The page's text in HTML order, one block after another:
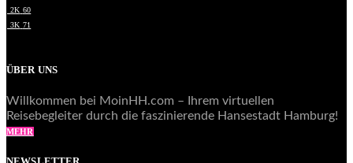
2K 60
3K 71
ÜBER UNS
Willkommen bei MoinHH.com – Ihrem virtuellen
Reisebegleiter durch die faszinierende Hansestadt Hamburg!
MEHR